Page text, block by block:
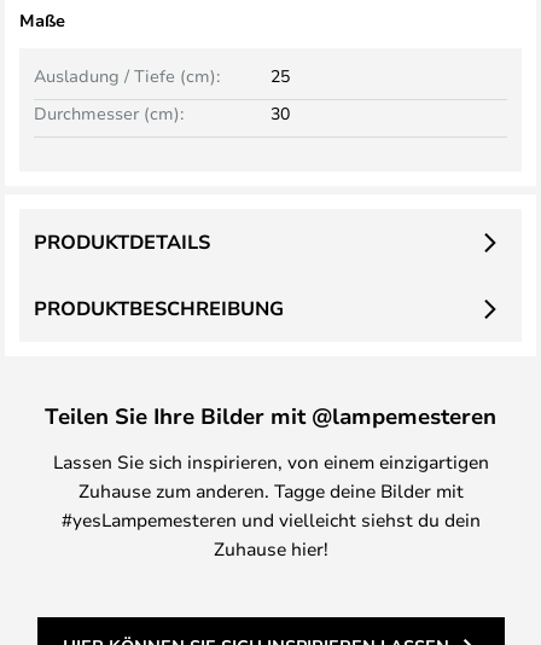
Maße
Ausladung / Tiefe (cm):
25
Durchmesser (cm):
30
PRODUKTBESCHREIBUNG
PRODUKTDETAILS
Teilen Sie Ihre Bilder mit @lampemesteren
Lassen Sie sich inspirieren, von einem einzigartigen
Zuhause zum anderen. Tagge deine Bilder mit
#yesLampemesteren und vielleicht siehst du dein
Zuhause hier!